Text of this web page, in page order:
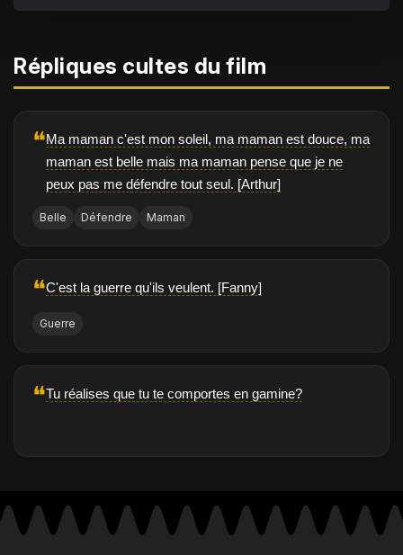
Répliques cultes du film
❝Ma maman c'est mon soleil, ma maman est douce, ma
maman est belle mais ma maman pense que je ne
peux pas me défendre tout seul. [Arthur]
Belle Défendre Maman
❝C'est la guerre qu'ils veulent. [Fanny]
Guerre
❝Tu réalises que tu te comportes en gamine?